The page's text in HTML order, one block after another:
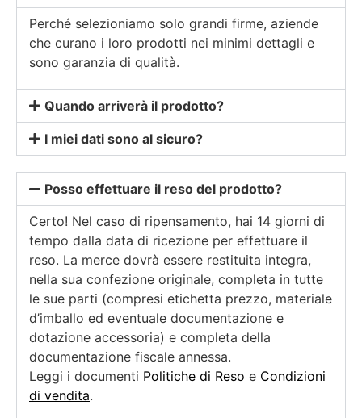
Perché selezioniamo solo grandi firme, aziende
che curano i loro prodotti nei minimi dettagli e
sono garanzia di qualità.
Quando arriverà il prodotto?
I miei dati sono al sicuro?
Posso effettuare il reso del prodotto?
Certo! Nel caso di ripensamento, hai 14 giorni di
tempo dalla data di ricezione per effettuare il
reso. La merce dovrà essere restituita integra,
nella sua confezione originale, completa in tutte
le sue parti (compresi etichetta prezzo, materiale
d’imballo ed eventuale documentazione e
dotazione accessoria) e completa della
documentazione fiscale annessa.
Leggi i documenti Politiche di Reso e Condizioni
di vendita.